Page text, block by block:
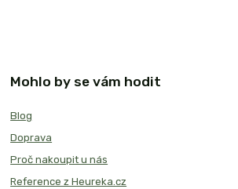
Mohlo by se vám hodit
Blog
Doprava
Proč nakoupit u nás
Reference z Heureka.cz